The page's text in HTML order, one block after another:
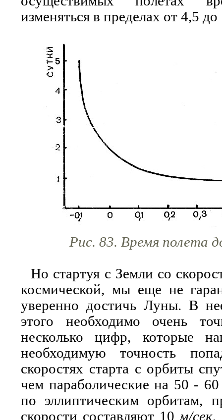
изменяться в пределах от 4,5 до
Рис. 83. Время полета
Но стартуя с Земли со
космической, мы еще не
уверенно достичь Луны. В
этого необходимо очень
несколько цифр, которые
необходимую точность
скоростях старта с орбиты
чем параболические на 50 -
по эллиптическим орбитам,
скорости составляют 10 м/сек,